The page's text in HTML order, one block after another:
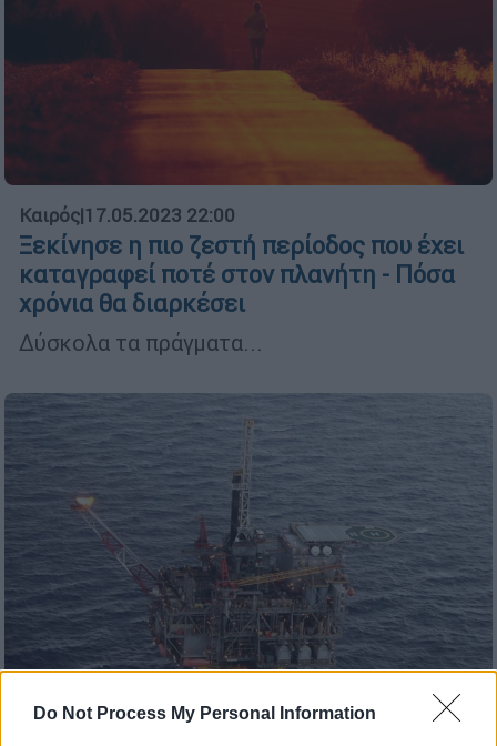
Do Not Process My Personal Information
Καιρός|17.05.2023 22:00
Ξεκίνησε η πιο ζεστή περίοδος που έχει
καταγραφεί ποτέ στον πλανήτη - Πόσα
χρόνια θα διαρκέσει
Δύσκολα τα πράγματα...